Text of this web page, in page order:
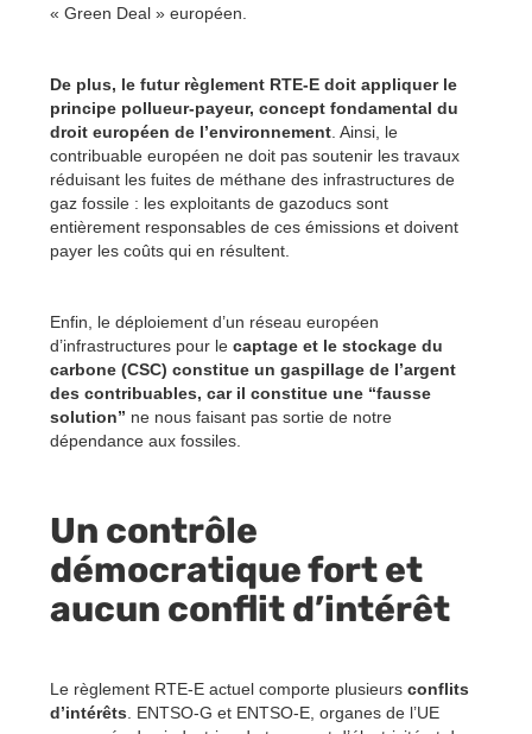
« Green Deal » européen.
De plus, le futur règlement RTE-E doit appliquer le
principe pollueur-payeur, concept fondamental du
droit européen de l’environnement . Ainsi, le
contribuable européen ne doit pas soutenir les travaux
réduisant les fuites de méthane des infrastructures de
gaz fossile : les exploitants de gazoducs sont
entièrement responsables de ces émissions et doivent
payer les coûts qui en résultent.
Enfin, le déploiement d’un réseau européen
d’infrastructures pour le captage et le stockage du
carbone (CSC) constitue un gaspillage de l’argent
des contribuables, car il constitue une “fausse
solution” ne nous faisant pas sortie de notre
dépendance aux fossiles.
Un contrôle
démocratique fort et
aucun conflit d’intérêt
Le règlement RTE-E actuel comporte plusieurs conflits
d’intérêts . ENTSO-G et ENTSO-E, organes de l’UE